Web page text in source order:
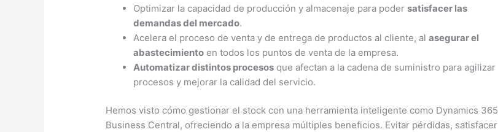
Optimizar la capacidad de producción y almacenaje para podersatisfacer las
demandas del mercado.
Acelera el proceso de venta y de entrega de productos al cliente, alasegurar el
abastecimiento en todos los puntos de venta de la empresa.
Automatizar distintos procesos que afectan a la cadena de suministro para agilizar
procesos y mejorar la calidad del servicio.
Hemos visto cómo gestionar el stock con una herramienta inteligente como Dynamics 365
Business Central, ofreciendo a la empresa múltiples beneficios. Evitar pérdidas, satisfacer